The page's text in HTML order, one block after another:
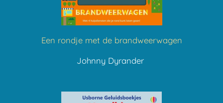
Een rondje met de brandweerwagen
Johnny Dyrander